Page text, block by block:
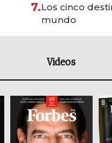
7.Los cinco
mundo
Videos